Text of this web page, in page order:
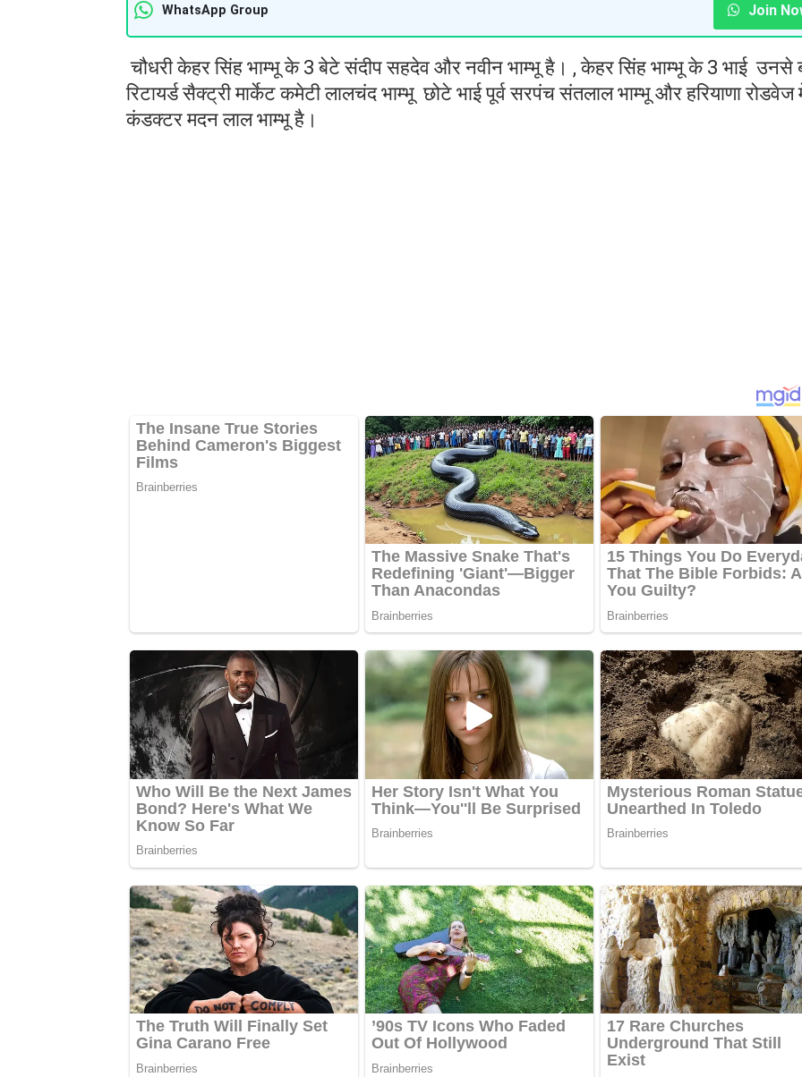
WhatsApp Group Join
चौधरी केहर सिंह भाम्भू के 3 बेटे संदीप सहदेव और नवीन भाम्भू है। , केहर सिंह भाम्भू के 3 भाई उनसे
रिटायर्ड सैक्ट्री मार्केट कमेटी लालचंद भाम्भू छोटे भाई पूर्व सरपंच संतलाल भाम्भू और हरियाणा रोडवेज
कंडक्टर मदन लाल भाम्भू है।